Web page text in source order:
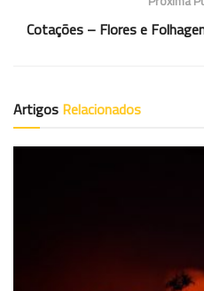
Cotações – Flores e
Artigos Relacionados